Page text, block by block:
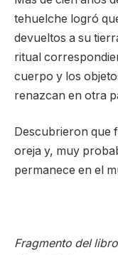
tehuelche logró
devueltos a su
ritual
cuerpo y los
renazcan en otra
Descubrieron que
oreja y, muy
permanece en el
Fragmento del